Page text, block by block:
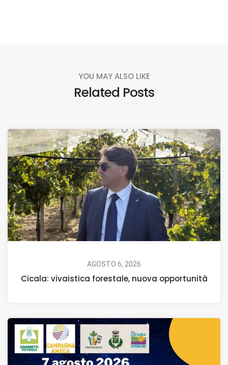
YOU MAY ALSO LIKE
Related Posts
AGOSTO 6, 2026
Cicala: vivaistica forestale, nuova opportunità